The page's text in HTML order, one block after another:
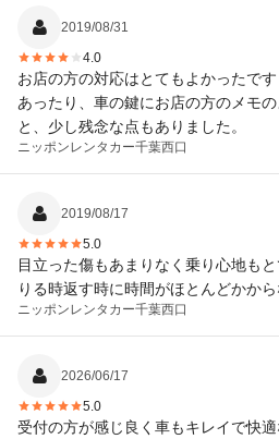
2019/08/31
4.0
お店の方の対応はとてもよかったで
あったり、車の鍵にお店の方のメモ
と、少し残念な点もありました。
ニッポンレンタカー千葉西口
2019/08/17
5.0
目立った傷もあまりなく乗り心地も
りる時返す時に時間がほとんどかから
ニッポンレンタカー千葉西口
2026/06/17
5.0
受付の方が感じ良く車もキレイで快